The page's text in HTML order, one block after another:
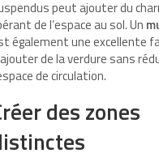
peut ajouter du
de l’espace au sol. Un
également une excellente
de la verdure sans
de circulation.
des zones